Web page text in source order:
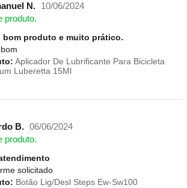
N.
10/06/2024
produto.
bom produto e muito prático.
Aplicador De Lubrificante Para Bicicleta
Luberetta 15Ml
B. 06/06/2024
produto.
solicitado
Botão Lig/Desl Steps Ew-Sw100